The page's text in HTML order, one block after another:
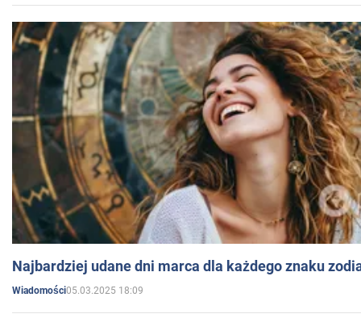
Najbardziej udane dni marca dla każdego znaku
Wiadomości05.03.2025 18:09